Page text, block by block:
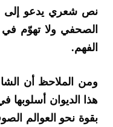
نص شعري يدعو إلى
الصحفي ولا تهوّم في
الفهم.
ومن الملاحظ أن
هذا الديوان أسلوبها
بقوة نحو العوالم